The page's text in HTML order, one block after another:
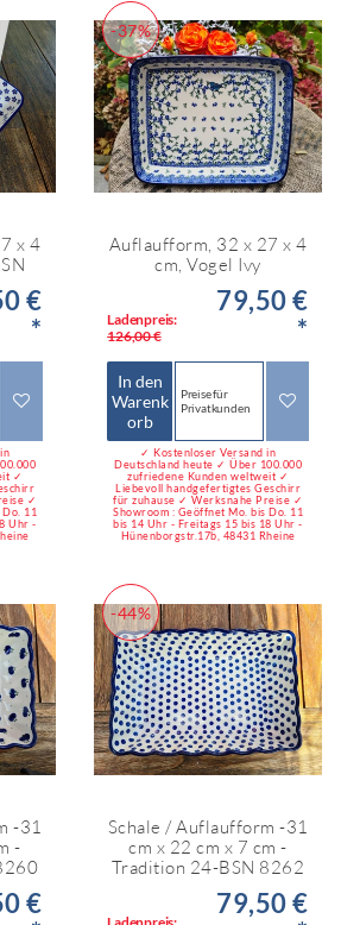
x 4
€
*
✓
✓
11
Uhr -
-37%
Auflaufform, 32 x 27 x 4
cm, Vogel Ivy
Ladenpreis:
126,00 €
79,50 €
*
In den
Warenk
orb
Preise für
Privatkunden
✓ Kostenloser Versand in
Deutschland heute ✓ Über 100.000
zufriedene Kunden weltweit ✓
Liebevoll handgefertigtes Geschirr
für zuhause ✓ Werksnahe Preise ✓
Showroom : Geöffnet Mo. bis Do. 11
bis 14 Uhr - Freitags 15 bis 18 Uhr -
Hünenborgstr.17b, 48431 Rheine
-31
-
€
-44%
Schale / Auflaufform -31
cm x 22 cm x 7 cm -
Tradition 24-BSN 8262
79,50 €